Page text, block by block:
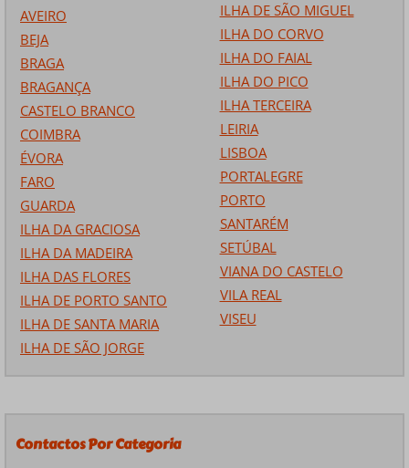
AVEIRO
BEJA
BRAGA
BRAGANÇA
CASTELO BRANCO
COIMBRA
ÉVORA
FARO
GUARDA
ILHA DA GRACIOSA
ILHA DA MADEIRA
ILHA DAS FLORES
ILHA DE PORTO SANTO
ILHA DE SANTA MARIA
ILHA DE SÃO JORGE
ILHA DE SÃO MIGUEL
ILHA DO CORVO
ILHA DO FAIAL
ILHA DO PICO
ILHA TERCEIRA
LEIRIA
LISBOA
PORTALEGRE
PORTO
SANTARÉM
SETÚBAL
VIANA DO CASTELO
VILA REAL
VISEU
Contactos Por Categoria